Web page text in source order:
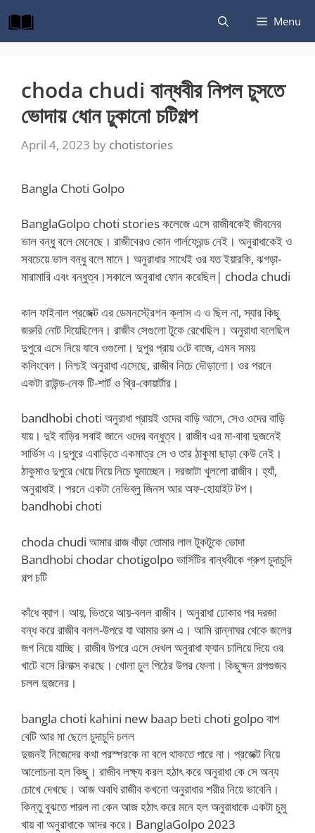
to
content
Menu
choda chudi বান্ধবীর নিপল চুসতে
ভোদায় ধোন ঢুকানো চটিগল্প
April 4, 2023 by chotistories
Bangla Choti Golpo
BanglaGolpo choti stories কলেজে এসে রাজীবকেই জীবনের
ভাল বন্ধু বলে মেনেছে। রাজীবেরও কোন গার্লফ্রেন্ড নেই। অনুরাধাকেই ও
সবচেয়ে ভাল বন্ধু বলে মানে। অনুরাধার সাথেই ওর যত ইয়ারকি, ঝগড়া-
মারামারি এবং বন্ধুত্ব।সকালে অনুরাধা ফোন করেছিল| choda chudi
কাল ফাইনাল প্রজেক্ট এর ডেমনস্ট্রেশন ক্লাস এ ও ছিল না, স্যার কিছু
জরুরি নোট দিয়েছিলেন। রাজীব সেগুলো টুকে রেখেছিল। অনুরাধা বলেছিল
দুপুরে এসে নিয়ে যাবে ওগুলো। দুপুর প্রায় ৩টে বাজে, এমন সময়
কলিংবেল। নিশ্চই অনুরাধা এসেছে, রাজীব নিচে দৌড়ালো। ওর পরনে
একটা রাউন্ড-নেক টি-শার্ট ও থ্রি-কোয়ার্টার।
bandhobi choti অনুরাধা প্রায়ই ওদের বাড়ি আসে, সেও ওদের বাড়ি
যায়। দুই বাড়ির সবাই জানে ওদের বন্ধুত্ব। রাজীব এর মা-বাবা দুজনেই
সার্ভিস এ।দুপুরে এবাড়িতে একমাত্র সে ও তার ঠাকুমা ছাড়া কেউ নেই।
ঠাকুমাও দুপুরে খেয়ে নিয়ে নিচে ঘুমাচ্ছেন। দরজাটা খুললো রাজীব। হ্যাঁ,
অনুরাধাই। পরনে একটা নেভিব্লু জিনস আর অফ-হোয়াইট টপ।
bandhobi choti
choda chudi আমার রাজ বাঁড়া তোমার লাল টুকটুকে ভোদা
Bandhobi chodar chotigolpo ভার্সিটির বান্ধবীকে গ্রুপ চুদাচুদি
গল্প চটি
কাঁধে ব্যাগ। আয়, ভিতরে আয়-বলল রাজীব। অনুরাধা ঢোকার পর দরজা
বন্ধ করে রাজীব বলল-উপরে যা আমার রুম এ। আমি রান্নাঘর থেকে জলের
জগ নিয়ে যাচ্ছি। রাজীব উপরে এসে দেখল অনুরাধা ফ্যান চালিয়ে দিয়ে ওর
খাটে বসে রিলাক্স করছে। খোলা চুল পিঠের উপর ফেলা। কিছুক্ষন গল্পগুজব
চলল দুজনের।
bangla choti kahini new baap beti choti golpo বাপ
বেটি আর মা ছেলে চুদাচুদি চলল
দুজনই নিজেদের কথা পরস্পরকে না বলে থাকতে পারে না। প্রজেক্ট নিয়ে
আলোচনা হল কিছু। রাজীব লক্ষ্য করল হঠাৎ করে অনুরাধা কে সে অন্য
চোখে দেখছে। আজ অবধি রাজীব কখনো অনুরাধার শরীর নিয়ে ভাবেনি।
কিন্তু বুঝতে পারল না কেন আজ হঠাৎ করে মনে হল অনুরাধাকে একটা চুমু
খায় বা অনুরাধাকে আদর করে। BanglaGolpo 2023